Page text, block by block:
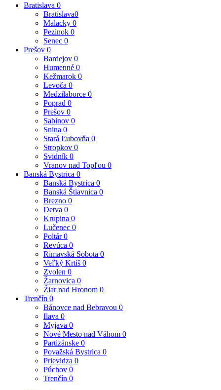
Bratislava 0
Bratislava0
Malacky 0
Pezinok 0
Senec 0
Prešov 0
Bardejov 0
Humenné 0
Kežmarok 0
Levoča 0
Medzilaborce 0
Poprad 0
Prešov 0
Sabinov 0
Snina 0
Stará Ľubovňa 0
Stropkov 0
Svidník 0
Vranov nad Topľou 0
Banská Bystrica 0
Banská Bystrica 0
Banská Štiavnica 0
Brezno 0
Detva 0
Krupina 0
Lučenec 0
Poltár0
Revúca 0
Rimavská Sobota 0
Veľký Krtíš 0
Zvolen 0
Žarnovica 0
Žiar nad Hronom 0
Trenčín 0
Bánovce nad Bebravou 0
Ilava 0
Myjava 0
Nové Mesto nad Váhom 0
Partizánske 0
Považská Bystrica 0
Prievidza 0
Púchov 0
Trenčín 0